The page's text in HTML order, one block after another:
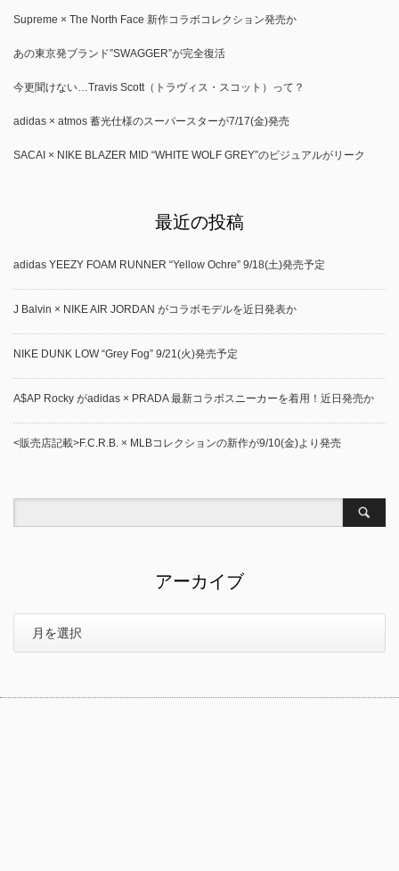
Supreme × The North Face 新作コラボコレクション発売か
あの東京発ブランド”SWAGGER”が完全復活
今更聞けない…Travis Scott（トラヴィス・スコット）って？
adidas × atmos 蓄光仕様のスーパースターが7/17(金)発売
SACAI × NIKE BLAZER MID “WHITE WOLF GREY”のビジュアルがリーク
最近の投稿
adidas YEEZY FOAM RUNNER “Yellow Ochre” 9/18(土)発売予定
J Balvin × NIKE AIR JORDAN がコラボモデルを近日発表か
NIKE DUNK LOW “Grey Fog” 9/21(火)発売予定
A$AP Rocky がadidas × PRADA 最新コラボスニーカーを着用！近日発売か
<販売店記載>F.C.R.B. × MLBコレクションの新作が9/10(金)より発売
アーカイブ